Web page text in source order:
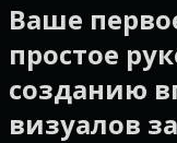
Ваше
простое
созданию
визуалов